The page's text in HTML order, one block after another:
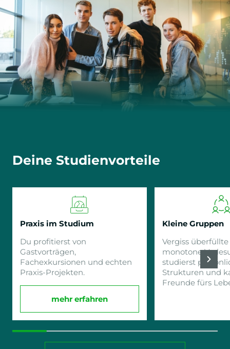
Deine Studienvorteile
Praxis im Studium
Du profitierst von
Gastvorträgen,
Fachexkursionen und echten
Praxis-Projekten.
mehr erfahren
Kleine Gruppen
Vergiss
monotone
studierst
Strukturen und
Freunde fürs